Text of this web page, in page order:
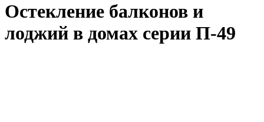
Остекление балконов и
лоджий в домах серии П-49